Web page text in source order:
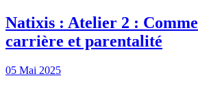
Natixis : Atelier 2 :
carrière et parentalité
05 Mai 2025